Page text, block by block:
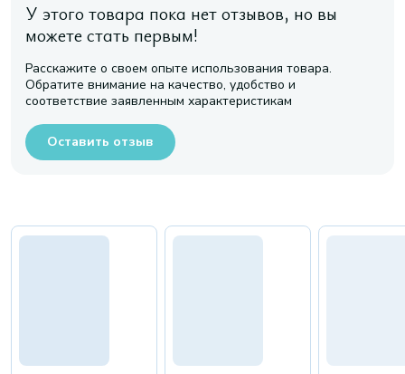
У этого товара пока нет отзывов, но вы
можете стать первым!
Расскажите о своем опыте использования товара.
Обратите внимание на качество, удобство и
соответствие заявленным характеристикам
Оставить отзыв